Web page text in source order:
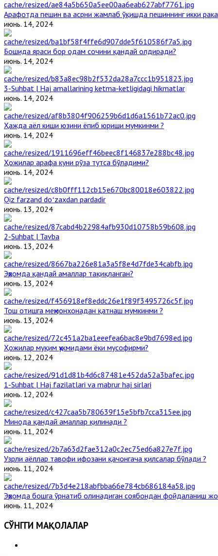
Арафотда пешин ва асрни жамлаб ўқишда пешиннинг икки
июнь. 14, 2024
Бошида яраси бор одам сочини қандай олдиради?
июнь. 14, 2024
3-Suhbat | Haj amallarining ketma-ketligidagi hikmatlar
июнь. 14, 2024
Ҳажда аёл киши юзини ёпиб юриши мумкинми ?
июнь. 14, 2024
Ҳожилар арафа куни рўза тутса бўладими?
июнь. 14, 2024
Qiz farzand doʻzaxdan pardadir
июнь. 13, 2024
2-Suhbat | Tavba
июнь. 13, 2024
Эҳромда қандай амаллар тақиқланган?
июнь. 13, 2024
Тош отишга меҳмонхонадан қатнаш мумкинми ?
июнь. 13, 2024
Ҳожилар муқим ҳукмидами ёки мусофирми?
июнь. 12, 2024
1-Suhbat | Haj fazilatlari va mabrur haj sirlari
июнь. 12, 2024
Минода қандай амаллар қилинади ?
июнь. 11, 2024
Узрли аёллар тавофи ифозани қачонгача қилсалар бўлади ?
июнь. 11, 2024
Эҳромда бошга ўрнатиб олинадиган соябондан фойдаланиш
июнь. 11, 2024
СЎНГГИ МАҚОЛАЛАР